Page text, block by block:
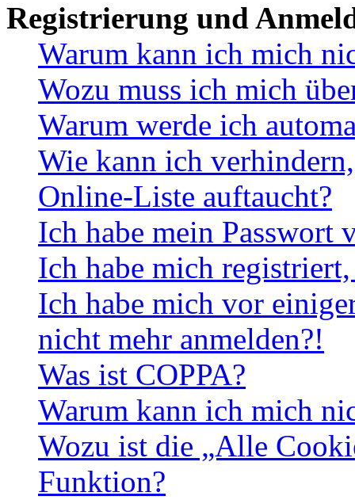
Registrierung und
Warum kann ich mich
Wozu muss ich mich
Warum werde ich
Wie kann ich
Online-Liste auftaucht?
Ich habe mein Passwort
Ich habe mich
Ich habe mich vor
nicht mehr anmelden?!
Was ist COPPA?
Warum kann ich mich
Wozu ist die „Alle
Funktion?